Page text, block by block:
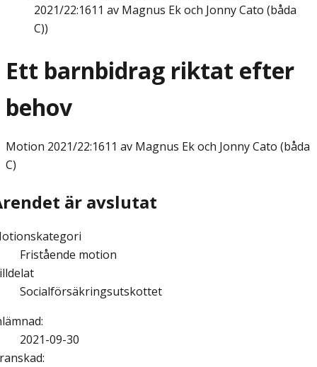
2021/22:1611 av Magnus Ek och Jonny Cato (båda
C))
Ett barnbidrag riktat efter
behov
Motion 2021/22:1611 av Magnus Ek och Jonny Cato (båda
C)
är avslutat
Fristående motion
Socialförsäkringsutskottet
:
2021-09-30
: